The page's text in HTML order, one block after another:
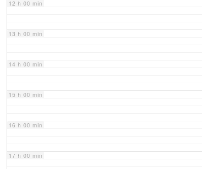
12 h 00 min
13 h 00 min
14 h 00 min
15 h 00 min
16 h 00 min
17 h 00 min